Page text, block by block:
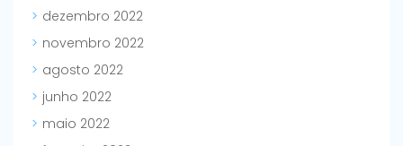
dezembro 2022
novembro 2022
agosto 2022
junho 2022
maio 2022